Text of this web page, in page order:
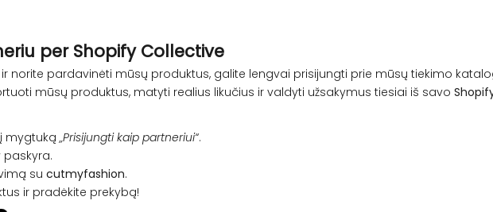
per Shopify Collective
norite pardavinėti mūsų produktus, galite lengvai prisijungti prie mūsų tiekimo
mūsų produktus, matyti realius likučius ir valdyti užsakymus tiesiai iš savo
mygtuką „Prisijungti kaip partneriui“.
paskyra.
su cutmyfashion.
ir pradėkite prekybą!